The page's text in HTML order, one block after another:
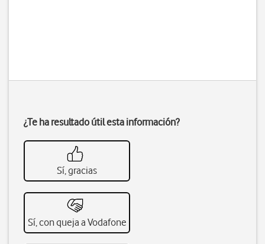
¿Te ha resultado útil esta información?
Sí, gracias
Sí, con queja a Vodafone